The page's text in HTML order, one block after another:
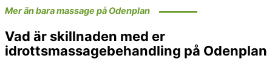
Mer än bara massage på Odenplan
Vad är skillnaden med er
idrottsmassagebehandling på Odenplan